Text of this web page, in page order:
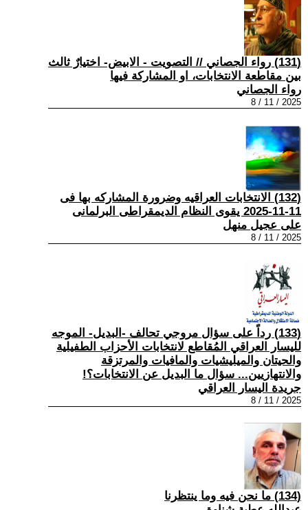
(131) رواء الجصاني // التصويت - الابيض- اختيارٌ ثالث
بين مقاطعة الانتخابات، او المشاركة فيها
رواء الجصاني
2025 / 11 / 8
(132) الانتخابات العراقيه وضرورة المشاركه بها فى
11-11-2025 يقوى النظام الديمقراطى البرلمانى
على عجيل منهل
2025 / 11 / 8
(133) رداً على سؤال مروجي تحالف -البديل- الموجه
لليسار العراقي المُقاطع لانتخابات الأحزاب الطفيلية
والحيتان والميليشيات والمافيات والمرتزقة
والانتهازيين... سؤال ما البديل عن الانتخابات؟!
جريدة اليسار العراقي
2025 / 11 / 8
(134) ما نحن فيه وما ينتظرنا